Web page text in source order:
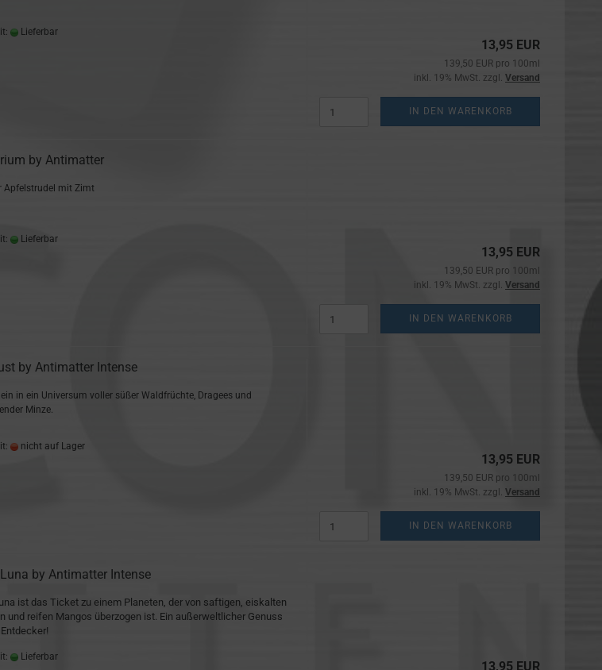
Lieferbar
13,95 EUR
139,50 EUR pro 100ml
inkl. 19% MwSt. zzgl. Versand
IN DEN WARENKORB
by Antimatter
Apfelstrudel mit Zimt
Lieferbar
13,95 EUR
139,50 EUR pro 100ml
inkl. 19% MwSt. zzgl. Versand
IN DEN WARENKORB
by Antimatter Intense
in ein Universum voller süßer Waldfrüchte, Dragees und
Minze.
nicht auf Lager
13,95 EUR
139,50 EUR pro 100ml
inkl. 19% MwSt. zzgl. Versand
IN DEN WARENKORB
by Antimatter Intense
ist das Ticket zu einem Planeten, der von saftigen, eiskalten
und reifen Mangos überzogen ist. Ein außerweltlicher Genuss
Lieferbar
13,95 EUR